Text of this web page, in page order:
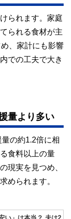
られます。家庭
られる食材が主
、家計にも影響
での工夫で大き
量より多い
の約1.2倍に相
食料以上の量
現実を見つめ、
められます。
い」は本当？ 夫は2